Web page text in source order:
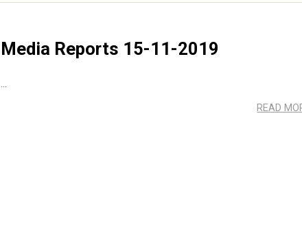
Media Reports 15-11-2019
...
READ